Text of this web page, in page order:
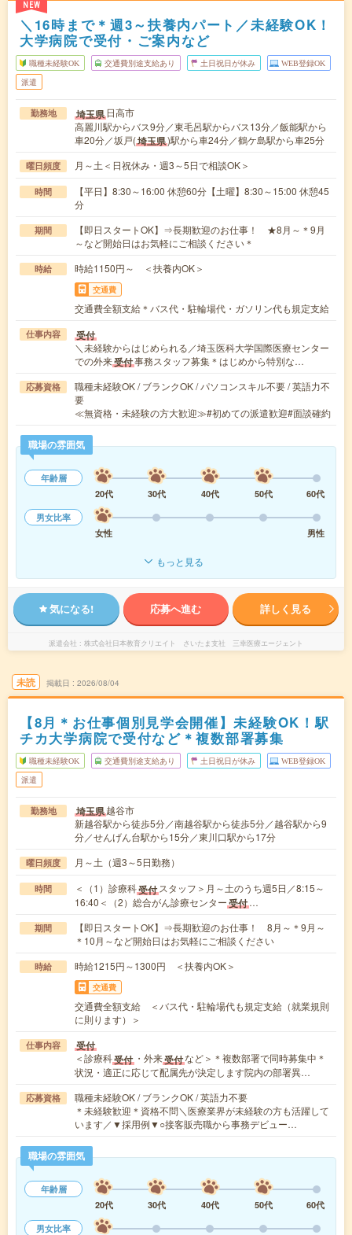
NEW
＼16時まで＊週3～扶養内パート／未経験OK！
大学病院で受付・ご案内など
職種未経験OK 交通費別途支給あり 土日祝日が休み WEB登録OK
派遣
勤務地 埼玉県 日高市
高麗川駅からバス9分／東毛呂駅からバス13分／飯能駅から
車20分／坂戸(埼玉県)駅から車24分／鶴ケ島駅から車25分
曜日頻度 月～土＜日祝休み・週3～5日で相談OK＞
時間
【平日】8:30～16:00 休憩60分【土曜】8:30～15:00 休憩45
分
期間
【即日スタートOK】⇒長期歓迎のお仕事！ ★8月～＊9月
～など開始日はお気軽にご相談ください＊
時給 時給1150円～ ＜扶養内OK＞
交通費
交通費全額支給＊バス代・駐輪場代・ガソリン代も規定支給
仕事内容 受付
＼未経験からはじめられる／埼玉医科大学国際医療センター
での外来受付事務スタッフ募集＊はじめから特別な…
応募資格
職種未経験OK / ブランクOK / パソコンスキル不要 / 英語力不
要
≪無資格・未経験の方大歓迎≫#初めての派遣歓迎#面談確約
職場の雰囲気
年齢層
20代
30代 40代 50代
60代
男女比率
女性
男性
もっと見る
気になる! 応募へ進む 詳しく見る
派遣会社 株式会社日本教育クリエイト さいたま支社 三幸医療エージェント
未読 掲載日 2026/08/04
【8月＊お仕事個別見学会開催】未経験OK！駅
チカ大学病院で受付など＊複数部署募集
職種未経験OK 交通費別途支給あり 土日祝日が休み WEB登録OK
派遣
勤務地 埼玉県越谷市
新越谷駅から徒歩5分／南越谷駅から徒歩5分／越谷駅から9
分／せんげん台駅から15分／東川口駅から17分
曜日頻度 月～土（週3～5日勤務）
時間 ＜（1）診療科受付 スタッフ＞月～土のうち週5日／8:15～
16:40＜（2）総合がん診療センター受付…
期間
【即日スタートOK】⇒長期歓迎のお仕事！ 8月～＊9月～
＊10月～など開始日はお気軽にご相談ください
時給 時給1215円～1300円 ＜扶養内OK＞
交通費
交通費全額支給 ＜バス代・駐輪場代も規定支給（就業規則
に則ります）＞
仕事内容 受付
＜診療科受付 ・外来受付など＞＊複数部署で同時募集中＊
状況・適正に応じて配属先が決定します院内の部署異…
応募資格
職種未経験OK / ブランクOK / 英語力不要
＊未経験歓迎＊資格不問＼医療業界が未経験の方も活躍して
います／▼採用例▼○接客販売職から事務デビュー…
職場の雰囲気
年齢層
20代
30代 40代 50代
60代
男女比率